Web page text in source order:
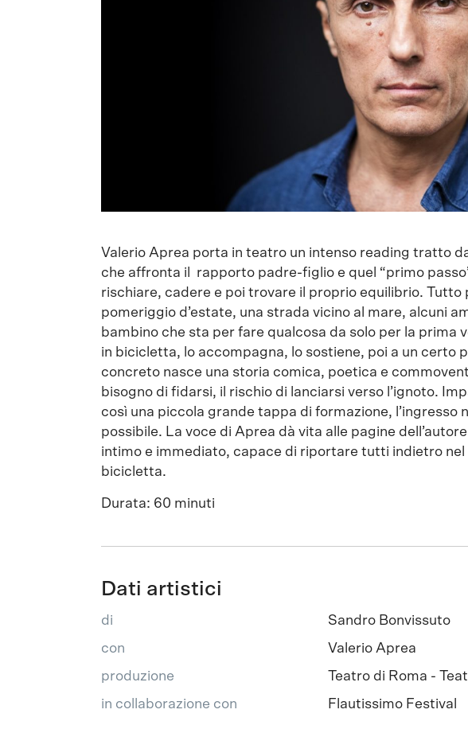
Valerio Aprea porta in teatro un intenso reading tratto
che affronta il rapporto padre-figlio e quel “primo
rischiare, cadere e poi trovare il proprio equilibrio. Tutto
pomeriggio d’estate, una strada vicino al mare, alcuni
bambino che sta per fare qualcosa da solo per la prima
in bicicletta, lo accompagna, lo sostiene, poi a un certo
concreto nasce una storia comica, poetica e
bisogno di fidarsi, il rischio di lanciarsi verso l’ignoto.
così una piccola grande tappa di formazione, l’ingresso
possibile. La voce di Aprea dà vita alle pagine
intimo e immediato, capace di riportare tutti indietro
bicicletta.
Durata: 60 minuti
Dati artistici
di
Sandro Bonvissuto
con
Valerio Aprea
produzione
Teatro di Roma -
in collaborazione con
Flautissimo Festival